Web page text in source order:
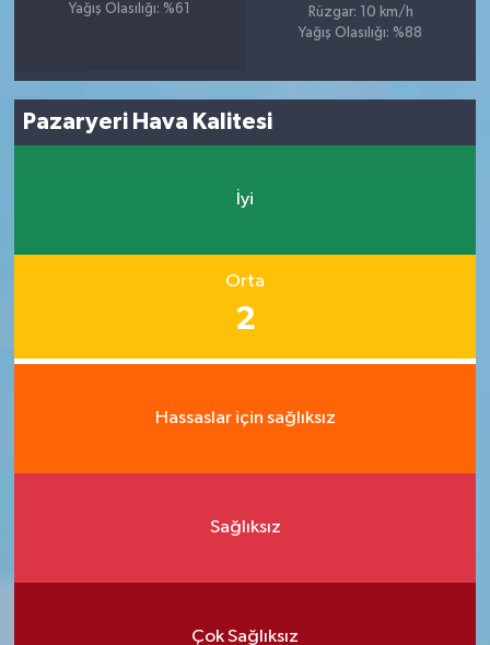
Yağış Olasılığı: %61
Rüzgar: 10 km/h
Yağış Olasılığı: %88
Pazaryeri Hava Kalitesi
İyi
Orta
2
Hassaslar için sağlıksız
Sağlıksız
Çok Sağlıksız